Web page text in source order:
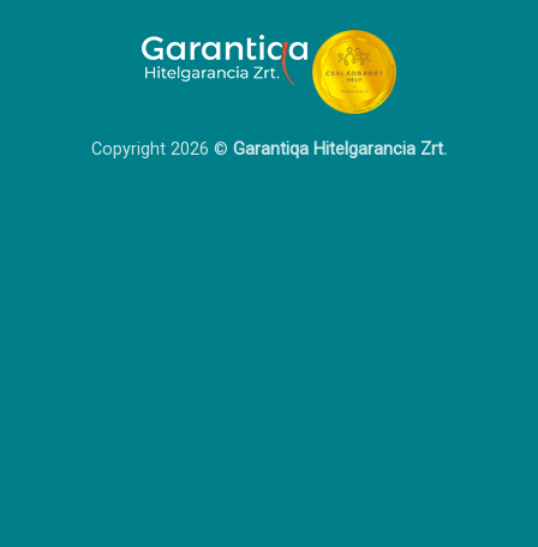
Copyright 2026 © Garantiqa Hitelgarancia Zrt.